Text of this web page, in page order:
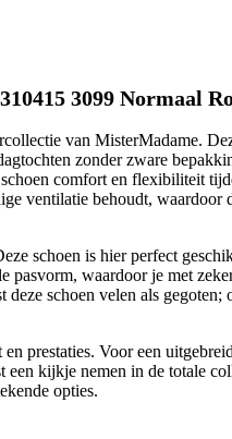
3099 Normaal
van MisterMadame.
zonder zware
comfort en flexibiliteit
ventilatie behoudt, waardoor
schoen is hier perfect
pasvorm, waardoor je met
schoen velen als gegoten;
prestaties. Voor een
een kijkje nemen in de totale
opties.